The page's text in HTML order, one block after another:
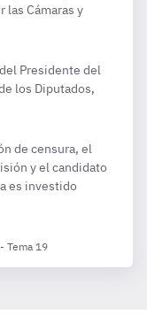
las Cámaras y
Presidente del
los Diputados,
de censura, el
y el candidato
es investido
Tema 19